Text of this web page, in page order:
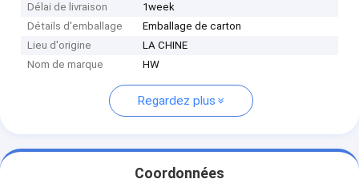
Délai de livraison
1week
Détails d'emballage
Emballage de carton
Lieu d'origine
LA CHINE
Nom de marque
HW
Regardez plus
Coordonnées